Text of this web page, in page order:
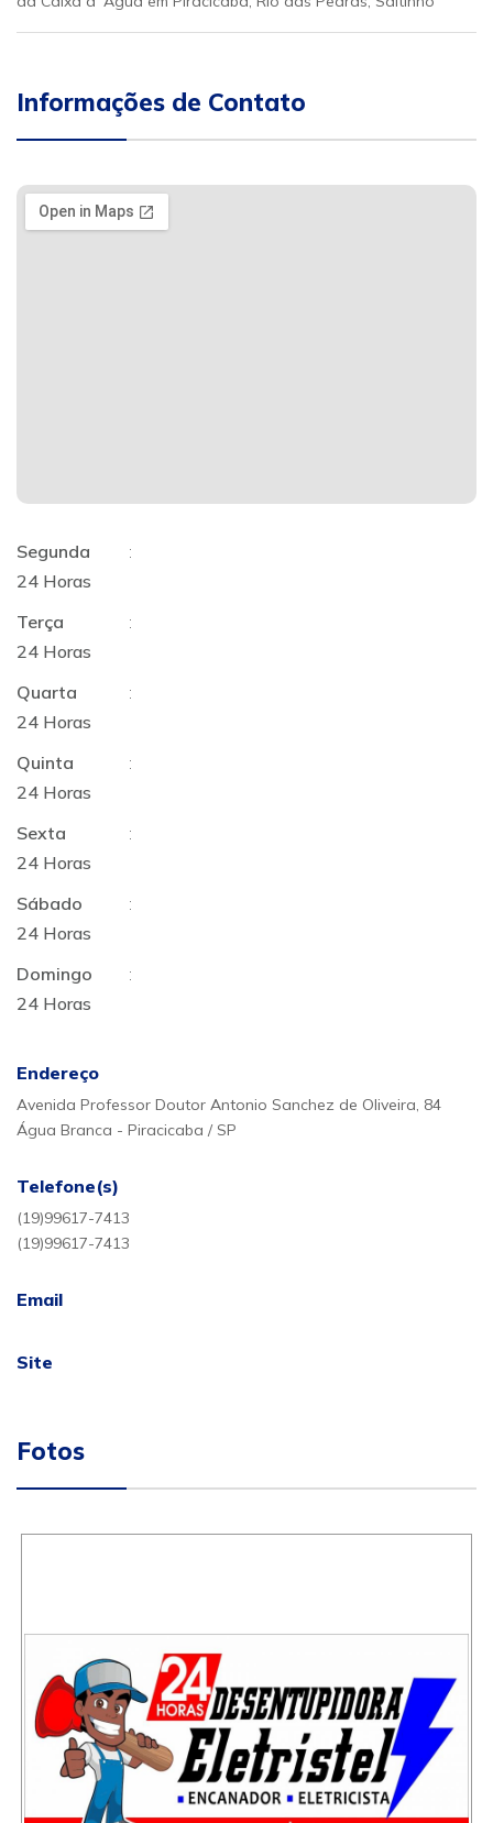
Informações de Contato
Segunda
:
24 Horas
Terça
:
24 Horas
Quarta
:
24 Horas
Quinta
:
24 Horas
Sexta
:
24 Horas
Sábado
:
24 Horas
Domingo
:
24 Horas
Endereço
Avenida Professor Doutor Antonio Sanchez de Oliveira, 84
Água Branca - Piracicaba / SP
Telefone(s)
(19)99617-7413
(19)99617-7413
Email
Site
Fotos